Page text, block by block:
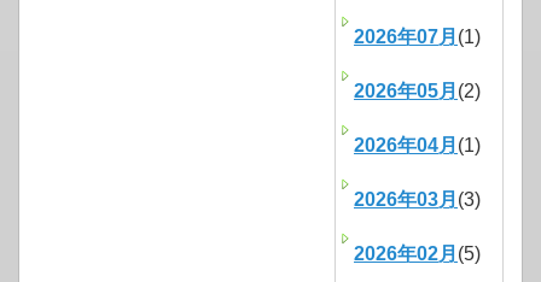
2026年07月 (1)
2026年05月 (2)
2026年04月 (1)
2026年03月 (3)
2026年02月 (5)